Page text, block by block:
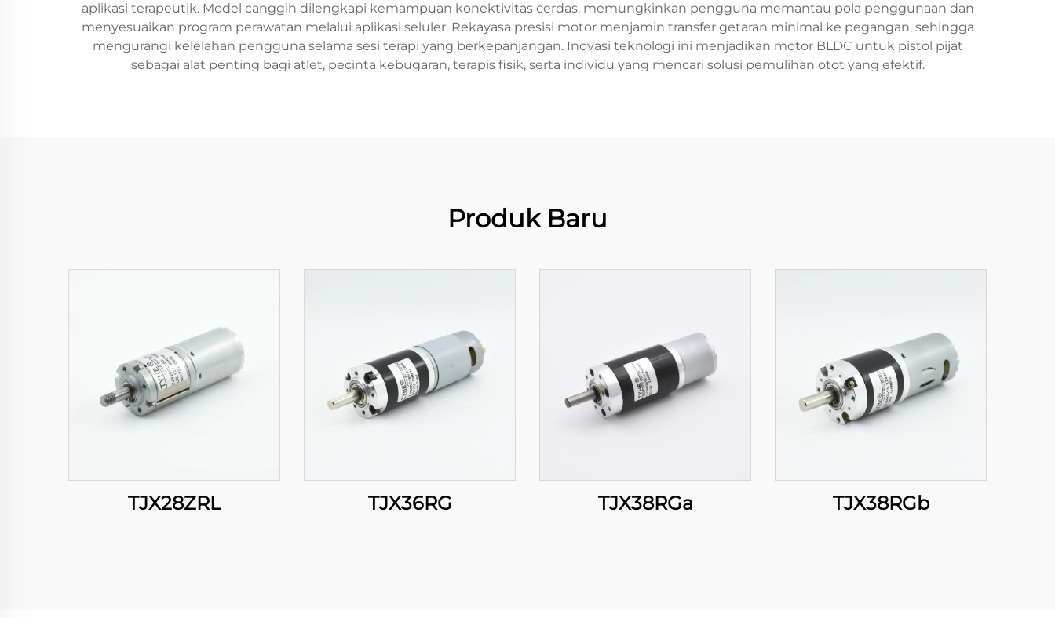
aplikasi terapeutik. Model canggih dilengkapi kemampuan konektivitas cerdas, memungkinkan pengguna memantau pola penggunaan dan
menyesuaikan program perawatan melalui aplikasi seluler. Rekayasa presisi motor menjamin transfer getaran minimal ke pegangan, sehingga
mengurangi kelelahan pengguna selama sesi terapi yang berkepanjangan. Inovasi teknologi ini menjadikan motor BLDC untuk pistol pijat
sebagai alat penting bagi atlet, pecinta kebugaran, terapis fisik, serta individu yang mencari solusi pemulihan otot yang efektif.
Produk Baru
TJX28ZRL TJX36RG TJX38RGa TJX38RGb